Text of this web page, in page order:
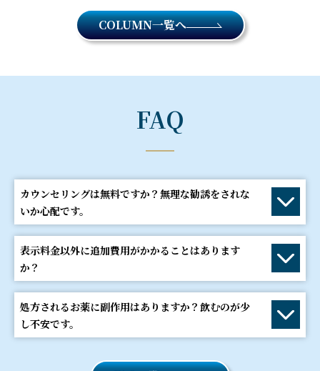
COLUMN一覧へ
FAQ
カウンセリングは無料ですか？無理な勧誘をされな
いか心配です。
表示料金以外に追加費用がかかることはあります
か？
処方されるお薬に副作用はありますか？飲むのが少
し不安です。